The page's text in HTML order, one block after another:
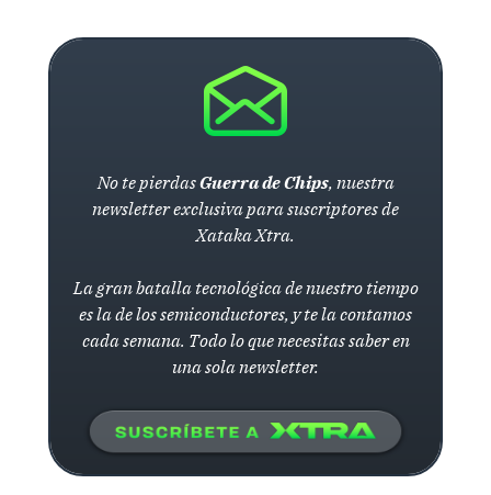
No te pierdasGuerra de Chips, nuestra
newsletter exclusiva para suscriptores de
Xataka Xtra.
La gran batalla tecnológica de nuestro tiempo
es la de los semiconductores, y te la contamos
cada semana. Todo lo que necesitas saber en
una sola newsletter.